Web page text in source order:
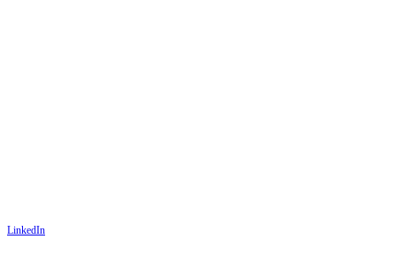
LinkedIn